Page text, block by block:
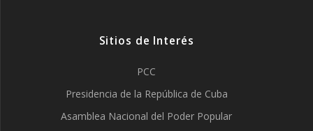
Sitios de Interés
PCC
Presidencia de la República de Cuba
Asamblea Nacional del Poder Popular